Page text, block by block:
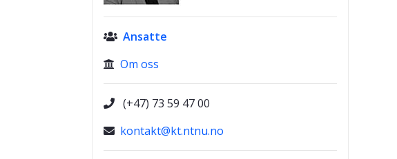
 Ansatte
 Om oss

(+47) 73 59 47 00
kontakt@kt.ntnu.no